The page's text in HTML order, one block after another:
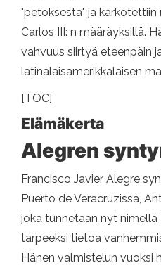
"petoksesta" ja
Carlos III: n määräyksillä.
vahvuus siirtyä eteenpäin
latinalaisamerikkalaisen
[TOC]
Elämäkerta
Alegren
Francisco Javier Alegre
Puerto de Veracruzissa,
joka tunnetaan nyt nimellä
tarpeeksi tietoa
Hänen valmistelun vuoksi